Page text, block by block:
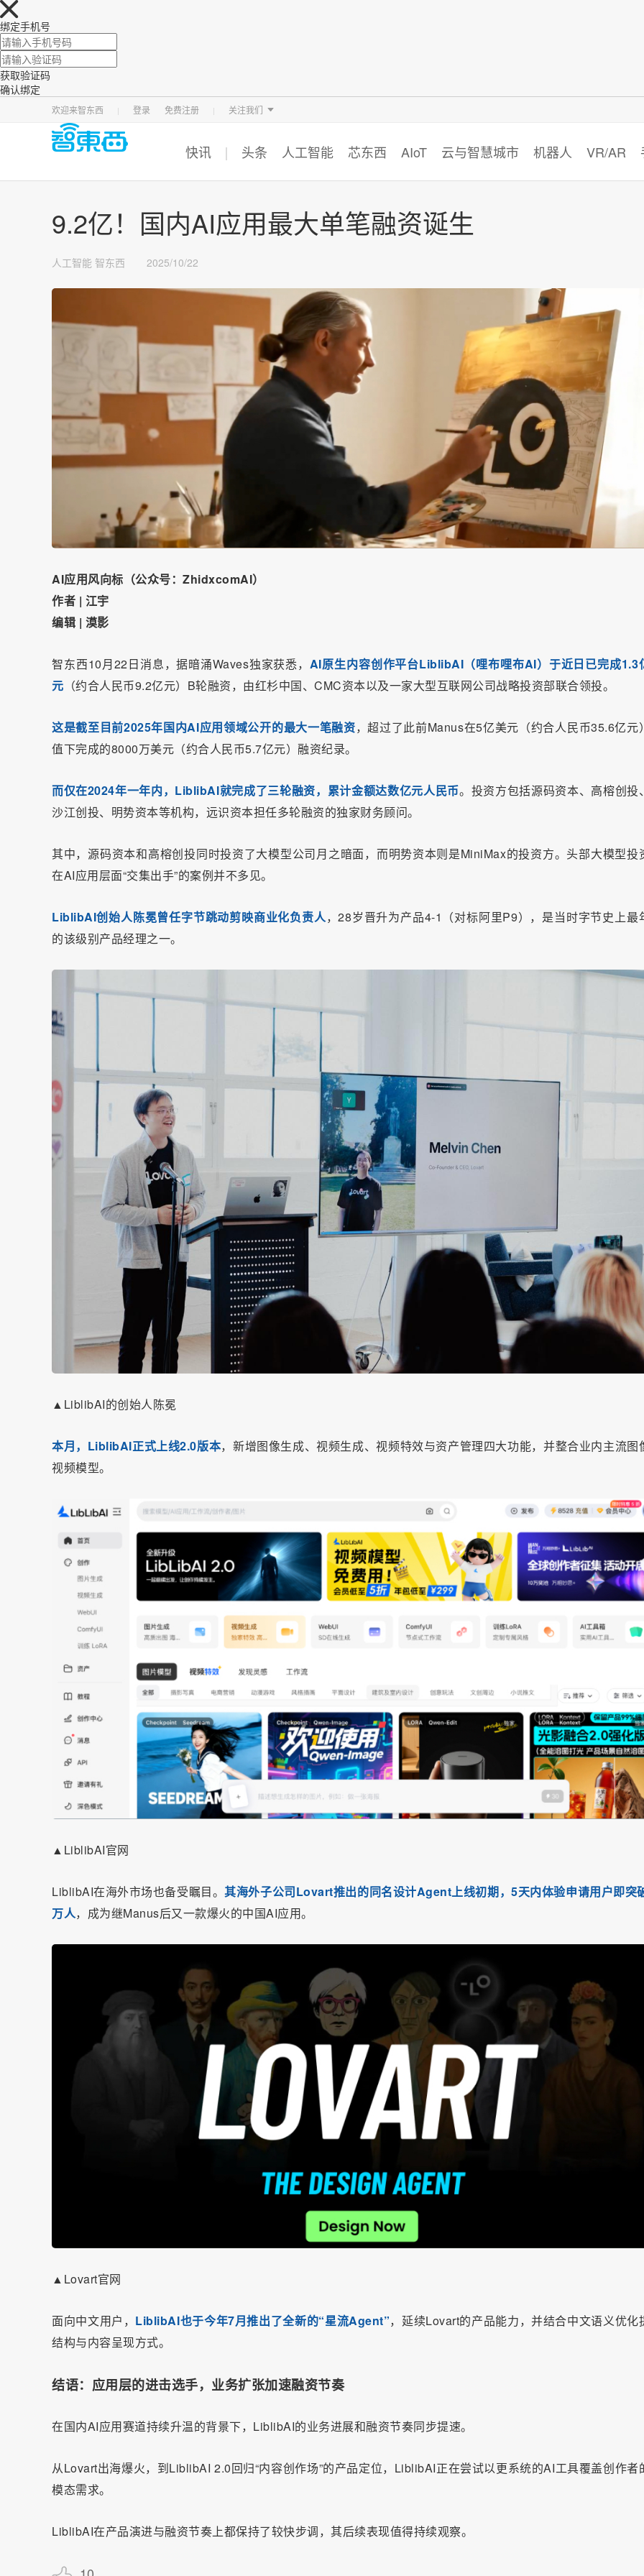
绑定手机号
获取验证码
确认绑定
欢迎来智东西 登录 免费注册 关注我们
智东西 车东西 芯东西 智猩猩
快讯 头条 人工智能 芯东西 AIoT 云与智慧城市 机器人 VR/AR
9.2亿！国内AI应用最大单笔融资诞生
人工智能 智东西 2025/10/22
AI应用风向标（公众号：ZhidxcomAI）
作者 | 江宇
编辑 | 漠影
智东西10月22日消息，据暗涌Waves独家获悉， AI原生内容创作平台LiblibAI（哩布哩布AI）于近日已完成1.3
元 （约合人民币9.2亿元）B轮融资，由红杉中国、CMC资本以及一家大型互联网公司战略投资部联合领投。
这是截至目前2025年国内AI应用领域公开的最大一笔融资，超过了此前Manus在5亿美元（约合人民币35.6亿元
值下完成的8000万美元（约合人民币5.7亿元）融资纪录。
而仅在2024年一年内，LiblibAI就完成了三轮融资，累计金额达数亿元人民币。投资方包括源码资本、高榕创投
沙江创投、明势资本等机构，远识资本担任多轮融资的独家财务顾问。
其中，源码资本和高榕创投同时投资了大模型公司月之暗面，而明势资本则是MiniMax的投资方。头部大模型投
在AI应用层面“交集出手”的案例并不多见。
LiblibAI创始人陈冕曾任字节跳动剪映商业化负责人，28岁晋升为产品4-1（对标阿里P9），是当时字节史上最
的该级别产品经理之一。
▲LiblibAI的创始人陈冕
本月，LiblibAI正式上线2.0版本，新增图像生成、视频生成、视频特效与资产管理四大功能，并整合业内主流图
视频模型。
▲LiblibAI官网
LiblibAI在海外市场也备受瞩目。其海外子公司Lovart推出的同名设计Agent上线初期，5天内体验申请用户即突
万人，成为继Manus后又一款爆火的中国AI应用。
▲Lovart官网
面向中文用户， LiblibAI也于今年7月推出了全新的“星流Agent”，延续Lovart的产品能力，并结合中文语义优化
结构与内容呈现方式。
结语：应用层的进击选手，业务扩张加速融资节奏
在国内AI应用赛道持续升温的背景下，LiblibAI的业务进展和融资节奏同步提速。
从Lovart出海爆火，到LiblibAI 2.0回归“内容创作场”的产品定位，LiblibAI正在尝试以更系统的AI工具覆盖创作者
模态需求。
LiblibAI在产品演进与融资节奏上都保持了较快步调，其后续表现值得持续观察。